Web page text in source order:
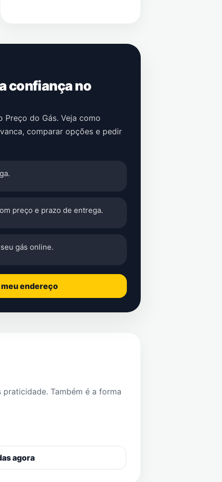
confiança no
do Gás. Veja como
, comparar opções e pedir
preço e prazo de entrega.
gás online.
endereço
Também é a forma
agora